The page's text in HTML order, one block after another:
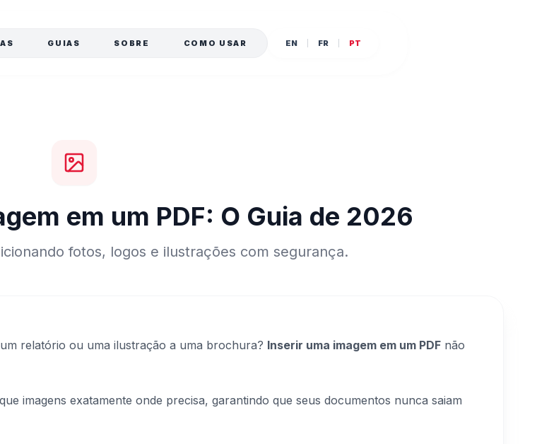
GUIAS SOBRE COMO USAR EN FR PT
em um PDF: O Guia de 2026
fotos, logos e ilustrações com segurança.
relatório ou uma ilustração a uma brochura? Inserir uma imagem em um PDF não
imagens exatamente onde precisa, garantindo que seus documentos nunca saiam